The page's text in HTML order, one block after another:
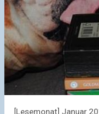
[Lesemonat] Januar